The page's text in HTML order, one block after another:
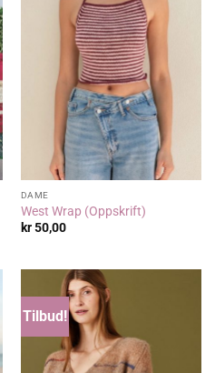
DAME
West Wrap (Oppskrift)
kr50,00
Tilbud!